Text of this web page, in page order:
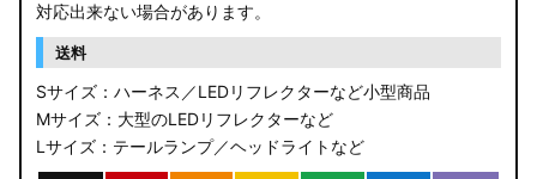
対応出来ない場合があります。
送料
Sサイズ：ハーネス／LEDリフレクターなど小型商品
Mサイズ：大型のLEDリフレクターなど
Lサイズ：テールランプ／ヘッドライトなど